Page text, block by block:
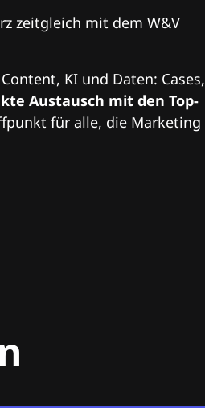
zeitgleich mit dem W&V
KI und Daten: Cases,
Austausch mit den Top-
für alle, die Marketing